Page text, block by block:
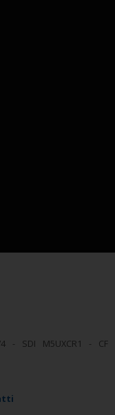
- SDI M5UXCR1 - CF